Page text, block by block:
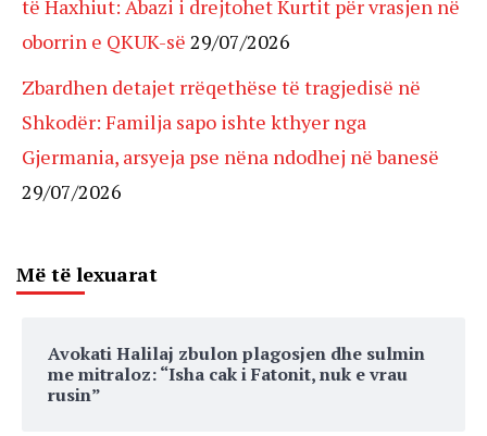
të Haxhiut: Abazi i drejtohet Kurtit për vrasjen në
oborrin e QKUK-së 29/07/2026
Zbardhen detajet rrëqethëse të tragjedisë në
Shkodër: Familja sapo ishte kthyer nga
Gjermania, arsyeja pse nëna ndodhej në banesë
29/07/2026
Më të lexuarat
Avokati Halilaj zbulon plagosjen dhe sulmin
me mitraloz: “Isha cak i Fatonit, nuk e vrau
rusin”